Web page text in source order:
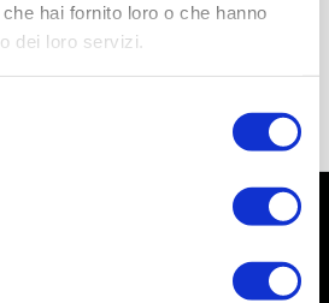
hai fornito loro o che hanno
dei loro servizi.